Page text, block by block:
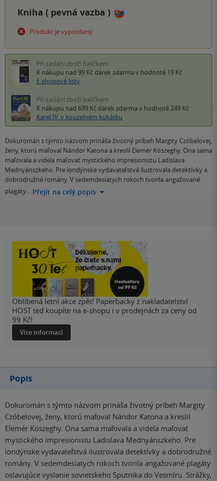
Kniha ( pevná vazba )
Produkt je vyprodaný.
Při zaslání zboží balíčkem
K nákupu nad 99 Kč dárek zdarma v hodnotě 19 Kč
E-shopové listy
Při zaslání zboží balíčkem
K nákupu nad 699 Kč dárek zdarma v hodnotě 249 Kč
Karel IV. v kouzelném kukátku
Dokuromán s týmto názvom prináša životný príbeh Margity Czóbelovej,
ženy, ktorú maľoval Nándor Katona a kreslil Elemér Köszeghy. Ona sama
maľovala a videla maľovať mystického impresionistu Ladislava
Mednyánszkeho. Pre londýnske vydavateľstvá ilustrovala detektívky a
dobrodružné romány. V sedemdesiatych rokoch tvorila angažované
plagáty… Přejít na celý popis
Oblíbená letní akce zpět! Paperbacky z nakladatelství
HOST teď koupíte na e-shopu i v prodejnách za ceny od
99 Kč!
Více informací
Popis
Dokuromán s týmto názvom prináša životný príbeh Margity
Czóbelovej, ženy, ktorú maľoval Nándor Katona a kreslil
Elemér Köszeghy. Ona sama maľovala a videla maľovať
mystického impresionistu Ladislava Mednyánszkeho. Pre
londýnske vydavateľstvá ilustrovala detektívky a dobrodružné
romány. V sedemdesiatych rokoch tvorila angažované plagáty
oslavujúce vyslanie sovietskeho Sputnika do Vesmíru. Strážky,